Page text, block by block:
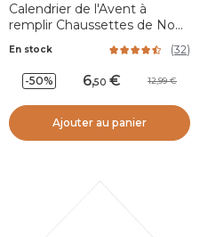
Calendrier de l'Avent à
remplir Chaussettes de Noël
En stock (32)
-50% 6,50 12,99
Ajouter au panier